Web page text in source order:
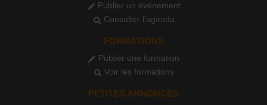
Publier un événement
Consulter l'agenda
FORMATIONS
Publier une formation
Voir les formations
PETITES ANNONCES